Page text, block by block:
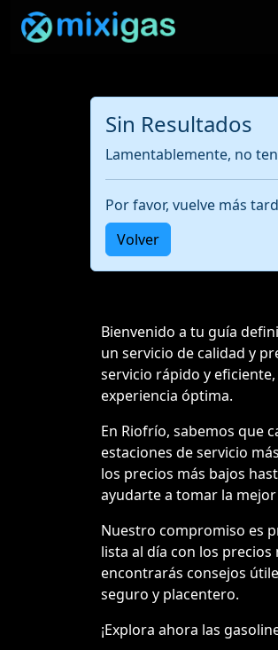
Sin Resultados
Lamentablemente, no
Por favor, vuelve más
Volver
Bienvenido a tu guía
un servicio de calidad y
servicio rápido y
experiencia óptima.
En Riofrío, sabemos que
estaciones de servicio
los precios más bajos
ayudarte a tomar la
Nuestro compromiso es
lista al día con los
encontrarás consejos
seguro y placentero.
¡Explora ahora las